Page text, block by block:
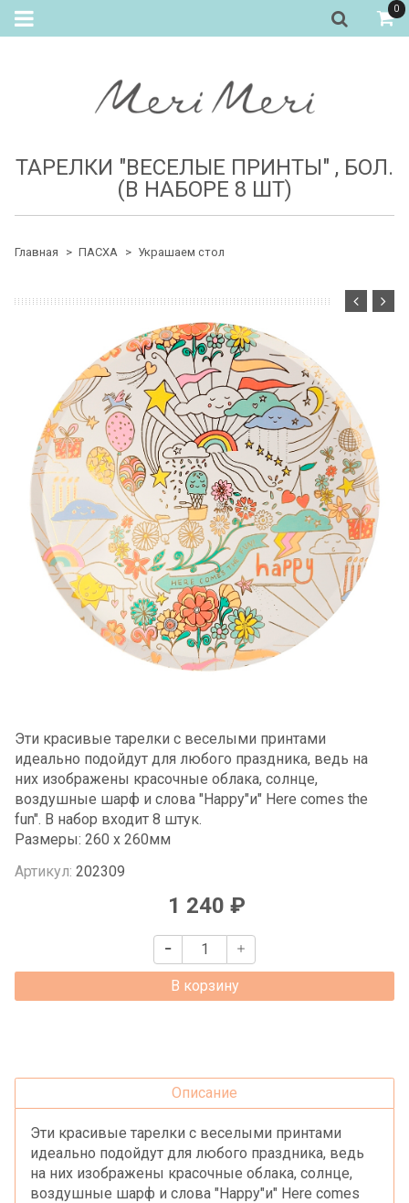
0
ТАРЕЛКИ "ВЕСЕЛЫЕ ПРИНТЫ" , БОЛ.
(В НАБОРЕ 8 ШТ)
Главная ПАСХА Украшаем стол
Эти красивые тарелки с веселыми принтами
идеально подойдут для любого праздника, ведь на
них изображены красочные облака, солнце,
воздушные шарф и слова "Happy"и" Here comes the
fun". В набор входит 8 штук.
Размеры: 260 x 260мм
Артикул: 202309
1 240 ₽
В корзину
Описание
Эти красивые тарелки с веселыми принтами
идеально подойдут для любого праздника, ведь
на них изображены красочные облака, солнце,
воздушные шарф и слова "Happy"и" Here comes